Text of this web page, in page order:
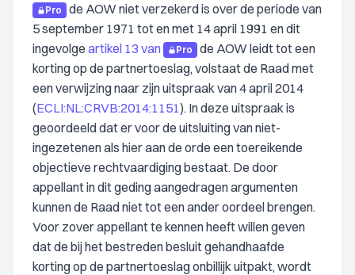
Pro
de AOW niet verzekerd is over de periode van
5 september 1971 tot en met 14 april 1991 en dit
ingevolge artikel 13 van Pro
de AOW leidt tot een
korting op de partnertoeslag, volstaat de Raad met
een verwijzing naar zijn uitspraak van 4 april 2014
(ECLI:NL:CRVB:2014:1151). In deze uitspraak is
geoordeeld dat er voor de uitsluiting van niet-
ingezetenen als hier aan de orde een toereikende
objectieve rechtvaardiging bestaat. De door
appellant in dit geding aangedragen argumenten
kunnen de Raad niet tot een ander oordeel brengen.
Voor zover appellant te kennen heeft willen geven
dat de bij het bestreden besluit gehandhaafde
korting op de partnertoeslag onbillijk uitpakt, wordt